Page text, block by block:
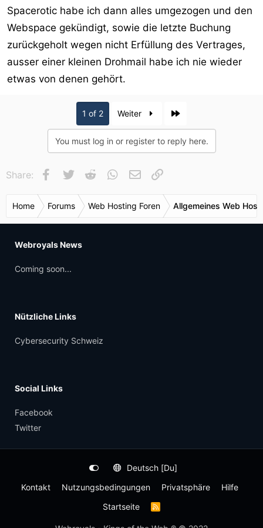
Spacerotic habe ich dann alles umgezogen und den
Webspace gekündigt, sowie die letzte Buchung
zurückgeholt wegen nicht Erfüllung des Vertrages,
ausser einer kleinen Drohmail habe ich nie wieder
etwas von denen gehört.
1 of 2 Weiter
You must log in or register to reply here.
Share: Facebook
Twitter Reddit WhatsApp
E-Mail
Home Forums Web Hosting Foren Allgemeines Web
Webroyals News
Coming soon...
Nützliche Links
Cybersecurity Schweiz
Social Links
Facebook
Twitter
Deutsch [Du]
Kontakt
Nutzungsbedingungen Privatsphäre
Hilfe
Startseite
R
S